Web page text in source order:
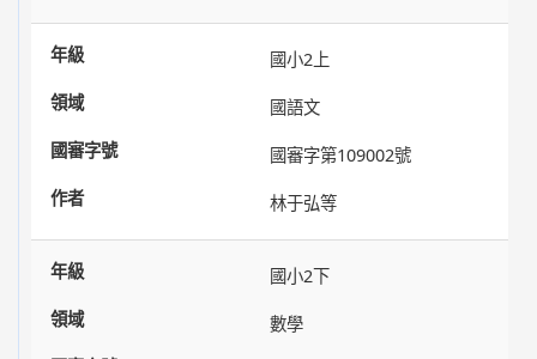
國小2上
國語文
國審字第109002號
林于弘等
國小2下
數學